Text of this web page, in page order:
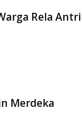
Rela Antri
Merdeka